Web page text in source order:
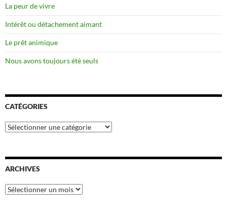
La peur de vivre
Intérêt ou détachement aimant
Le prêt animique
Nous avons toujours été seuls
CATÉGORIES
Catégories
ARCHIVES
Archives